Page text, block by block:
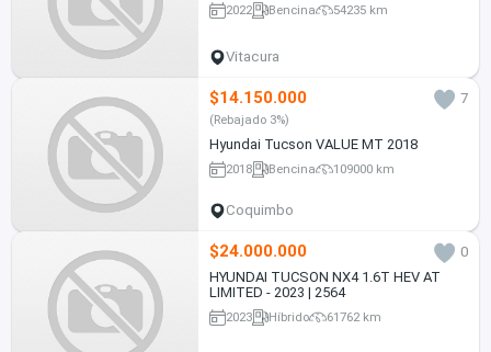
2022 Bencina 54235 km
Vitacura
$14.150.000 7
(Rebajado 3%)
Hyundai Tucson VALUE MT 2018
2018 Bencina 109000 km
Coquimbo
$24.000.000
0
HYUNDAI TUCSON NX4 1.6T HEV AT
LIMITED - 2023 | 2564
2023 Híbrido 61762 km